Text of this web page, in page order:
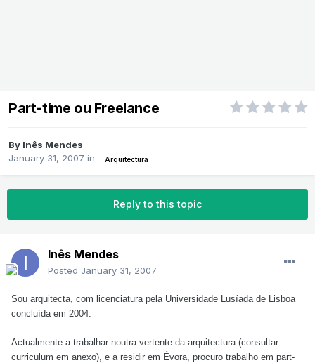
Part-time ou Freelance
By Inês Mendes
January 31, 2007 in Arquitectura
Reply to this topic
Inês Mendes
Posted January 31, 2007
Sou arquitecta, com licenciatura pela Universidade Lusíada de Lisboa
concluída em 2004.
Actualmente a trabalhar noutra vertente da arquitectura (consultar
curriculum em anexo), e a residir em Évora, procuro trabalho em part-